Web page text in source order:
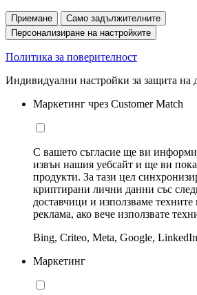
Приемане
Само задължителните
Персонализиране на настройките
Политика за поверителност
Индивидуални настройки за защита на
Маркетинг чрез Customer Match
С вашето съгласие ще ви
извън нашия уебсайт и ще ви
продукти. За тази цел
криптирани лични данни със
доставчици и използваме техните
реклама, ако вече използвате
Bing, Criteo, Meta, Google,
Маркетинг